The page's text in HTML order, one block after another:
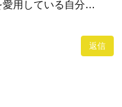
愛用している自分…
返信